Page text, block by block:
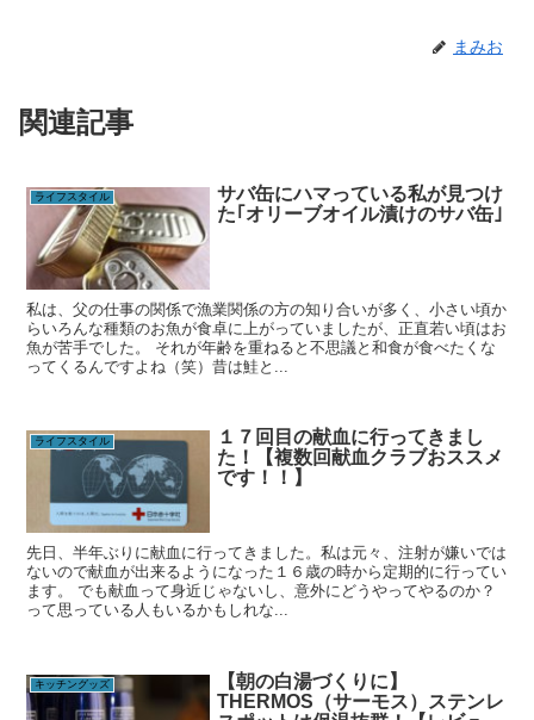
まみお
関連記事
ライフスタイル
サバ缶にハマっている私が見つけ
た｢オリーブオイル漬けのサバ缶｣
私は、父の仕事の関係で漁業関係の方の知り合いが多く、小さい頃か
らいろんな種類のお魚が食卓に上がっていましたが、正直若い頃はお
魚が苦手でした。 それが年齢を重ねると不思議と和食が食べたくな
ってくるんですよね（笑）昔は鮭と...
ライフスタイル
１７回目の献血に行ってきまし
た！【複数回献血クラブおススメ
です！！】
先日、半年ぶりに献血に行ってきました。私は元々、注射が嫌いでは
ないので献血が出来るようになった１６歳の時から定期的に行ってい
ます。 でも献血って身近じゃないし、意外にどうやってやるのか？
って思っている人もいるかもしれな...
キッチングッズ
【朝の白湯づくりに】
THERMOS（サーモス）ステンレ